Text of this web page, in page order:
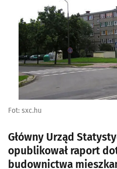
Fot: sxc.hu
Główny Urząd
opublikował raport
budownictwa